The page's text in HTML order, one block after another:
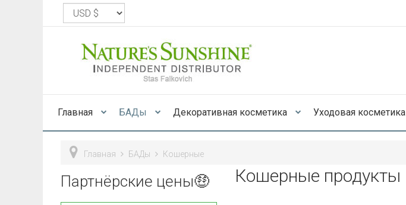
Главная БАДы Декоративная косметика Уходовая косметика
Главная БАДы Кошерные
Кошерные продукты
Партнёрские цены🤑